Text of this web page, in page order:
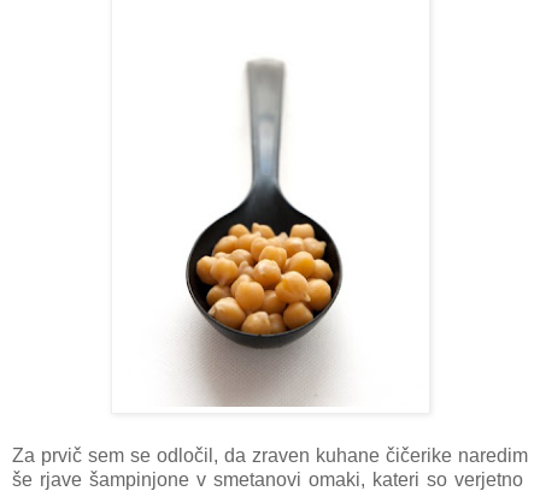
Za prvič sem se odločil, da zraven kuhane čičerike naredim
še rjave šampinjone v smetanovi omaki, kateri so verjetno